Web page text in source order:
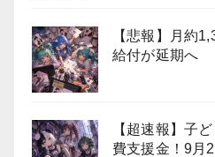
【悲報】月約
給付が延期へ
【超速報】子
費支援金！9月